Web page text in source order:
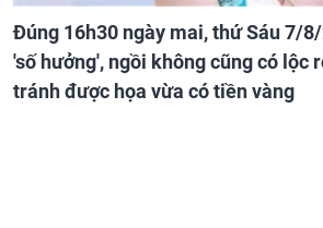
Đúng 16h30 ngày mai, thứ Sáu 7/
'số hưởng', ngồi không cũng có lộc
tránh được họa vừa có tiền vàng